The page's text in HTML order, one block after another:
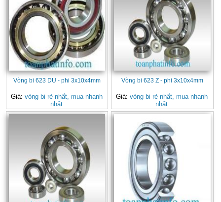
Vòng bi 623 DU - phi 3x10x4mm
Giá: vòng bi rẻ nhất, mua nhanh
nhất
Vòng bi 623 Z - phi 3x10x4mm
Giá: vòng bi rẻ nhất, mua nhanh
nhất